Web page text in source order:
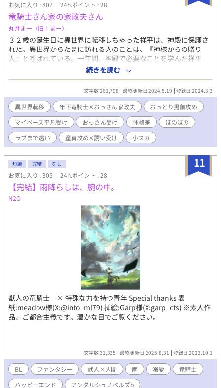
お気に入り : 807 24h.ポイント : 28
竜騎士さん家の家政夫さん
丸井まー（旧：まー）
３２歳の誕生日に異世界に転移しちゃった祥平は、神殿に保護さ
れた。異世界からたまに訪れる人のことは、『神様からの贈り
人』と呼ばれている。一年間、神殿で必要なことを学んだ祥平
は、『選択の日』に出会った竜騎士のダンテの家の家政夫として
働くことになった。おっとりな竜騎士ダンテと、マイペースなお
っさん家政夫祥平のゆるーいお話。 おっとり男前年下竜騎士✕マ
イペース平凡家政夫おっさん。 ※ゆるふわ設定です。 ※全７５
話。 ※ムーンライトノベルズさんでも公開しております。
続きを読む
文字数 261,798 最終更新日 2024.5.19 登録日 2024.3.3
異世界転移 年下竜騎士✕おっさん家政夫
おっとり男前攻め
マイペース平凡受け
おっさん受け 体格差
ほのぼの
ラブまで遠い
童貞攻め✕誘い受け 小スカ
11
短編 完結 なし
お気に入り : 305 24h.ポイント : 28
【完結】雨降らしは、腕の中。
N2O
獣人の竜騎士 × 特殊な力を持つ青年 Special thanks 表
紙:meadow様(X:@into_ml79) 挿絵:Garp様(X:garp_cts) ※素人作
品、ご都合主義です。温かな目でご覧ください。
文字数 31,335 最終更新日 2025.8.31 登録日 2023.10.1
BL ファンタジー 獣人×人間 雨 溺愛
竜騎士
ハッピーエンド
アンダルシュノベルズb